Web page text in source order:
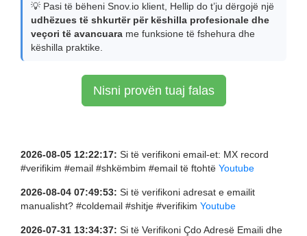
💡 Pasi të bëheni Snov.io klient, Hellip do t’ju dërgojë një
udhëzues të shkurtër për këshilla profesionale dhe
veçori të avancuara me funksione të fshehura dhe
këshilla praktike.
Nisni provën tuaj falas
2026-08-05 12:22:17: Si të verifikoni email-et: MX record
#verifikim #email #shkëmbim #email të ftohtë Youtube
2026-08-04 07:49:53: Si të verifikoni adresat e emailit
manualisht? #coldemail #shitje #verifikim Youtube
2026-07-31 13:34:37: Si të Verifikoni Çdo Adresë Emaili dhe